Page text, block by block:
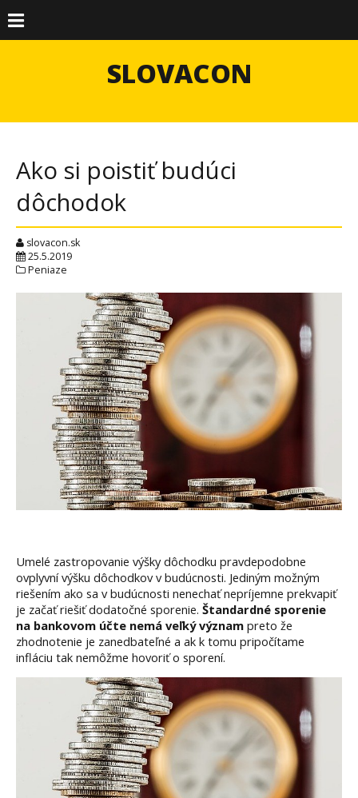
SLOVACON
Ako si poistiť budúci
dôchodok
slovacon.sk
25.5.2019
Peniaze
Umelé zastropovanie výšky dôchodku pravdepodobne
ovplyvní výšku dôchodkov v budúcnosti. Jediným možným
riešením ako sa v budúcnosti nenechať nepríjemne prekvapiť
je začať riešiť dodatočné sporenie. Štandardné sporenie
na bankovom účte nemá veľký význam preto že
zhodnotenie je zanedbateľné a ak k tomu pripočítame
infláciu tak nemôžme hovoriť o sporení.